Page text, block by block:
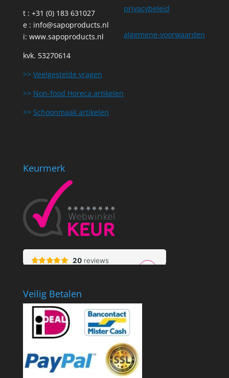
t : +31 (0) 183 631027
e : info@sapoproducts.nl
i: www.sapoproducts.nl
kvk. 53270614
>> Veelgestelde vragen
>> Non-food Horeca artikelen
>> Schoonmaak artikelen
privacybeleid
algemene-voorwaarden
Keurmerk
Veilig Betalen